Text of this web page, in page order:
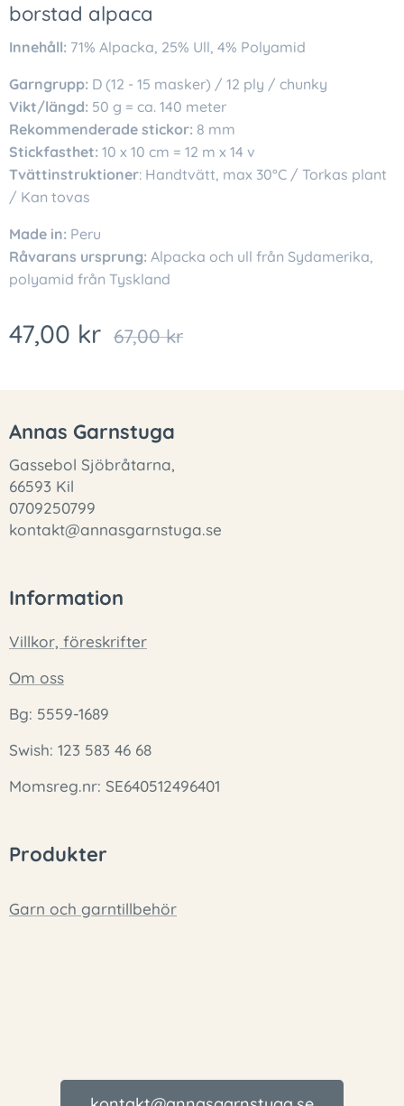
borstad alpaca
Innehåll: 71% Alpacka, 25% Ull, 4% Polyamid
Garngrupp: D (12 - 15 masker) / 12 ply / chunky
Vikt/längd: 50 g = ca. 140 meter
Rekommenderade stickor: 8 mm
Stickfasthet: 10 x 10 cm = 12 m x 14 v
Tvättinstruktioner: Handtvätt, max 30°C / Torkas plant
/ Kan tovas
Made in: Peru
Råvarans ursprung: Alpacka och ull från Sydamerika,
polyamid från Tyskland
47,00 kr 67,00kr
Annas Garnstuga
Gassebol Sjöbråtarna,
66593 Kil
0709250799
kontakt@annasgarnstuga.se
Information
Villkor, föreskrifter
Om oss
Bg: 5559-1689
Swish: 123 583 46 68
Momsreg.nr: SE640512496401
Produkter
Garn och garntillbehör